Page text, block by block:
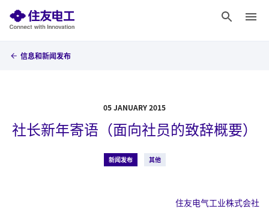
信息和新闻发布
05 JANUARY 2015
社长新年寄语（面向社员的致辞概要）
新闻发布 其他
住友电气工业株式会社